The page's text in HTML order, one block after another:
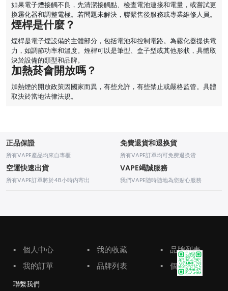
如果電子煙接觸不良，先清潔接觸點、檢查電池連接和電量，或嘗試更
換霧化器和調整電極。若問題未解決，聯繫售後服務或專業維修人員。
煙桿是什麼？
煙桿是電子煙設備的主體部分，包括電池和控制電路。為霧化器提供電
力，如調節功率和溫度。煙桿可以是筆型、盒子型或其他形狀，具體取
決於設備的類型和品牌。
加熱菸會開放嗎？
加熱煙的開放政策因國家而異，有些允許，有些禁止或嚴格監管。具體
取決於當地法律法規。
正品保證
所有VAPE產品均來自專櫃
免費退貨和退换貨
所有VAPE訂單均可免费退换货
空運快速出貨
所有VAPE訂單將於48小時内寄出
VAPE竭誠服務
我們VAPE随時随地為您贴心服務
▪
個人中心
▪
我的訂單
▪
我的收藏
▪
品牌列表
▪
品牌列表
▪
個人中心
聯繫我們